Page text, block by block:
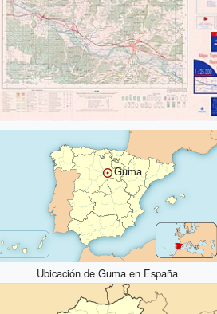
Guma
Ubicación de Guma en España